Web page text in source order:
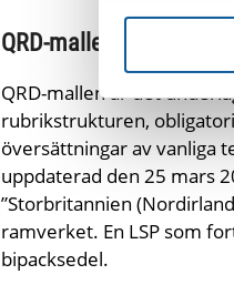
QRD-mallen som
QRD-mallen är det
rubrikstrukturen,
översättningar av vanliga
uppdaterad den 25 mars
”Storbritannien
ramverket. En LSP som
bipacksedel.